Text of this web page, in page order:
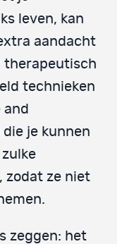
leven, kan
aandacht
therapeutisch
technieken
and
je kunnen
zodat ze niet
zeggen: het